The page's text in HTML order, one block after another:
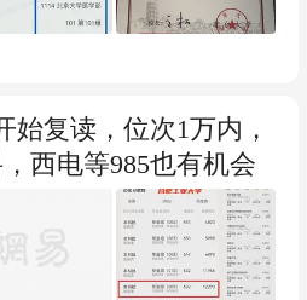
始复读，位次1万内，
西电等985也有机会